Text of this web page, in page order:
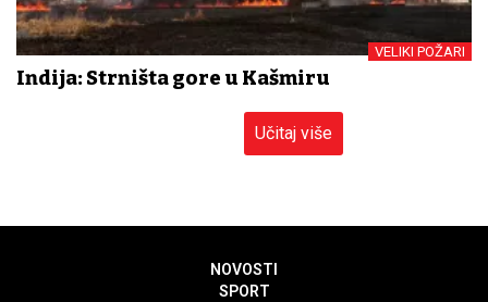
VELIKI POŽARI
Indija: Strništa gore u Kašmiru
Učitaj više
NOVOSTI
SPORT